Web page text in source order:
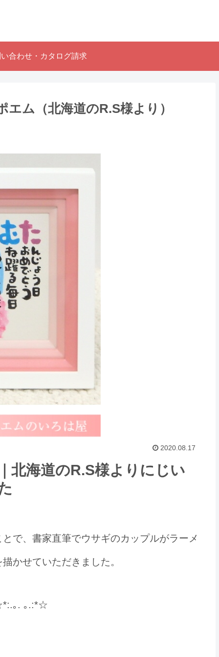
合わせ・カタログ請求
ム（北海道のR.S様より ）
2020.08.17
北海道のR.S様よりにじい
で、書家直筆でウサギのカップルがラーメ
かせていただきました。
｡. ｡.:*☆